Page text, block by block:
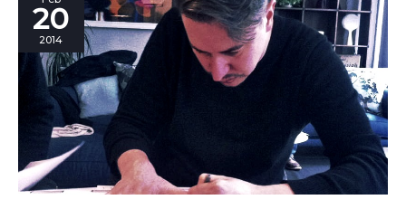
20
2014
de
co-
#sofá4manhattan:
¿quiénes
protagonistas
proyecto?